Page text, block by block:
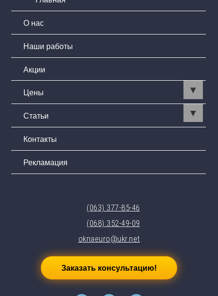
О нас
Наши работы
Акции
Цены
Статьи
Контакты
Рекламация
Заказать консультацию!
(063) 377-85-46
(068) 352-49-09
oknaeuro@ukr.net